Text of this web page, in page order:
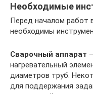
Необходимые
Перед началом работ
необходимы
Сварочный аппарат
нагревательный
диаметров труб.
для поддержания